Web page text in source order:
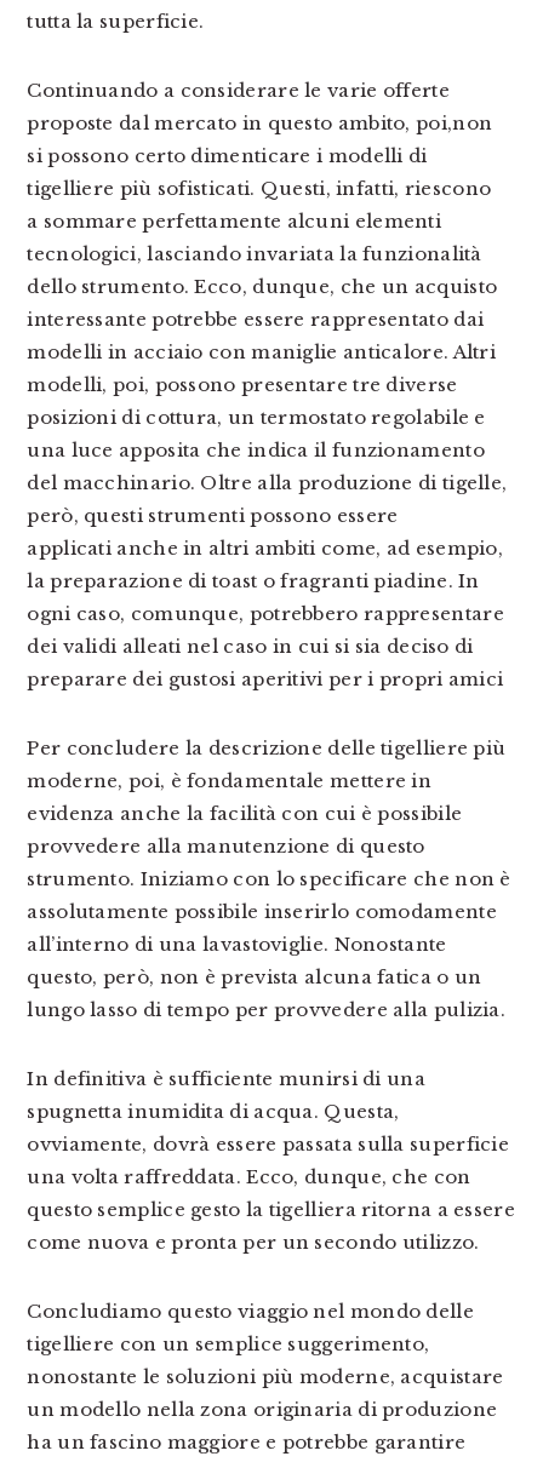
tutta la superficie.
Continuando a considerare le varie offerte
proposte dal mercato in questo ambito, poi,non
si possono certo dimenticare i modelli di
tigelliere più sofisticati. Questi, infatti, riescono
a sommare perfettamente alcuni elementi
tecnologici, lasciando invariata la funzionalità
dello strumento. Ecco, dunque, che un acquisto
interessante potrebbe essere rappresentato dai
modelli in acciaio con maniglie anticalore. Altri
modelli, poi, possono presentare tre diverse
posizioni di cottura, un termostato regolabile e
una luce apposita che indica il funzionamento
del macchinario. Oltre alla produzione di tigelle,
però, questi strumenti possono essere
applicati anche in altri ambiti come, ad esempio,
la preparazione di toast o fragranti piadine. In
ogni caso, comunque, potrebbero rappresentare
dei validi alleati nel caso in cui si sia deciso di
preparare dei gustosi aperitivi per i propri amici
Per concludere la descrizione delle tigelliere più
moderne, poi, è fondamentale mettere in
evidenza anche la facilità con cui è possibile
provvedere alla manutenzione di questo
strumento. Iniziamo con lo specificare che non è
assolutamente possibile inserirlo comodamente
all’interno di una lavastoviglie. Nonostante
questo, però, non è prevista alcuna fatica o un
lungo lasso di tempo per provvedere alla pulizia.
In definitiva è sufficiente munirsi di una
spugnetta inumidita di acqua. Questa,
ovviamente, dovrà essere passata sulla superficie
una volta raffreddata. Ecco, dunque, che con
questo semplice gesto la tigelliera ritorna a essere
come nuova e pronta per un secondo utilizzo.
Concludiamo questo viaggio nel mondo delle
tigelliere con un semplice suggerimento,
nonostante le soluzioni più moderne, acquistare
un modello nella zona originaria di produzione
ha un fascino maggiore e potrebbe garantire